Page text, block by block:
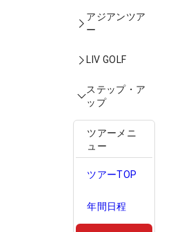
アジアンツア
ー
LIV GOLF
ステップ・ア
ップ
ツアーメニ
ュー
ツアーTOP
年間日程